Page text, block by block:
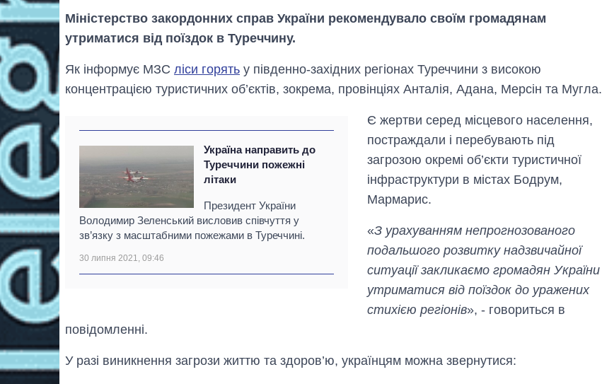
Міністерство закордонних справ України рекомендувало своїм громадянам
утриматися від поїздок в Туреччину.
Як інформує МЗС ліси горять у південно-західних регіонах Туреччини з високою
концентрацією туристичних об’єктів, зокрема, провінціях Анталія, Адана, Мерсін та Мугла.
Україна направить до
Туреччини пожежні
літаки
Президент України
Володимир Зеленський висловив співчуття у
зв’язку з масштабними пожежами в Туреччині.
30 липня 2021, 09:46
Є жертви серед місцевого населення,
постраждали і перебувають під
загрозою окремі об’єкти туристичної
інфраструктури в містах Бодрум,
Мармарис.
«З урахуванням непрогнозованого
подальшого розвитку надзвичайної
ситуації закликаємо громадян України
утриматися від поїздок до уражених
стихією регіонів», - говориться в
повідомленні.
У разі виникнення загрози життю та здоров’ю, українцям можна звернутися:
чипи за останні
роки і що
2027-й